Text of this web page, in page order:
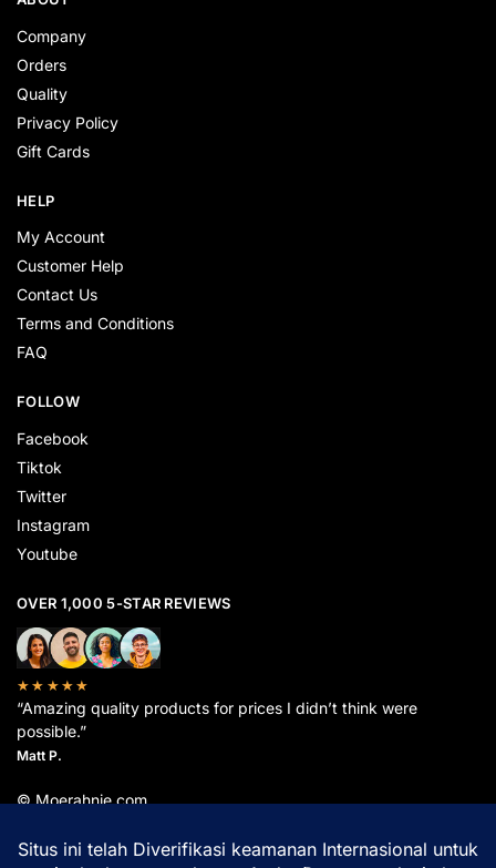
Orders
Quality
Privacy Policy
Gift Cards
HELP
Customer Help
Contact Us
Terms and Conditions
FAQ
FOLLOW
Twitter
Instagram
Youtube
OVER 1,000 5-STAR REVIEWS
★★★★★
“Amazing quality products for prices I didn’t think were
possible.”
Matt P.
© Moerahnie.com